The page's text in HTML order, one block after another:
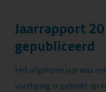
Jaarrapport
gepubliceerd
Het afgelopen jaar was
voortgang is geboekt op